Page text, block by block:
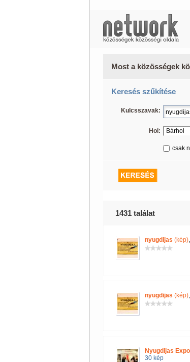
Most a közösségek
Keresés szűkítése
Kulcsszavak:
Hol:
csak
1431 találat
nyugdijas (kép),
nyugdijas (kép),
Nyugdijas Expo
30 kép